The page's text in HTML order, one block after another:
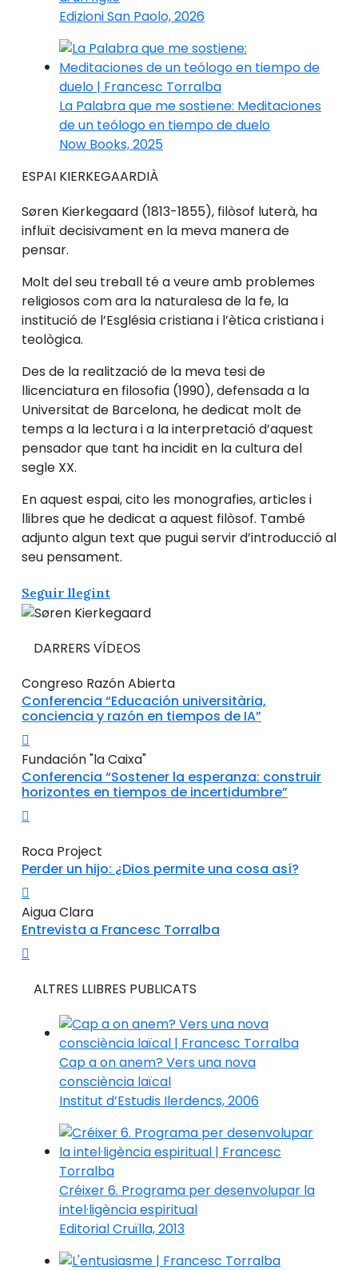
Edizioni San Paolo, 2026
La Palabra que me sostiene: Meditaciones
de un teólogo en tiempo de duelo
Now Books, 2025
ESPAI KIERKEGAARDIÀ
Søren Kierkegaard (1813-1855), filòsof luterà, ha
influït decisivament en la meva manera de
pensar.
Molt del seu treball té a veure amb problemes
religiosos com ara la naturalesa de la fe, la
institució de l’Església cristiana i l’ètica cristiana i
teològica.
Des de la realització de la meva tesi de
llicenciatura en filosofia (1990), defensada a la
Universitat de Barcelona, he dedicat molt de
temps a la lectura i a la interpretació d’aquest
pensador que tant ha incidit en la cultura del
segle XX.
En aquest espai, cito les monografies, articles i
llibres que he dedicat a aquest filòsof. També
adjunto algun text que pugui servir d’introducció al
seu pensament.
Seguir llegint
DARRERS VÍDEOS
Congreso Razón Abierta
Conferencia “Educación universitària,
conciencia y razón en tiempos de IA”
Fundación "la Caixa"
Conferencia “Sostener la esperanza: construir
horizontes en tiempos de incertidumbre”
Roca Project
Perder un hijo: ¿Dios permite una cosa así?
Aigua Clara
Entrevista a Francesc Torralba
ALTRES LLIBRES PUBLICATS
Cap a on anem? Vers una nova
consciència laïcal
Institut d’Estudis Ilerdencs, 2006
Créixer 6. Programa per desenvolupar la
intel·ligència espiritual
Editorial Cruïlla, 2013